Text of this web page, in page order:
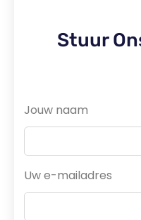
Stuur
Jouw naam
Uw e-mailadres